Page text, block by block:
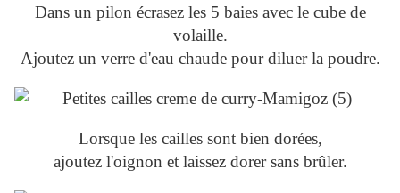
Dans un pilon écrasez les 5 baies avec le cube de
volaille.
Ajoutez un verre d'eau chaude pour diluer la poudre.
Lorsque les cailles sont bien dorées,
ajoutez l'oignon et laissez dorer sans brûler.